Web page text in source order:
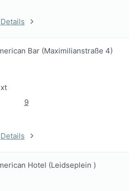
Details
Bar (Maximilianstraße 4)
9
Details
Hotel (Leidseplein )